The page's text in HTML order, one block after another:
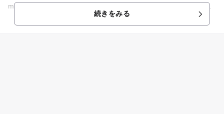
m～1.4mで6本のコースが並ぶ25メートルプールを備えていま
続きをみる